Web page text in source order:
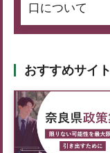
口について
おすすめサイト